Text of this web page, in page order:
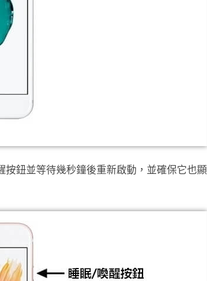
鈕並等待幾秒鐘後重新啟動，並確保它也顯